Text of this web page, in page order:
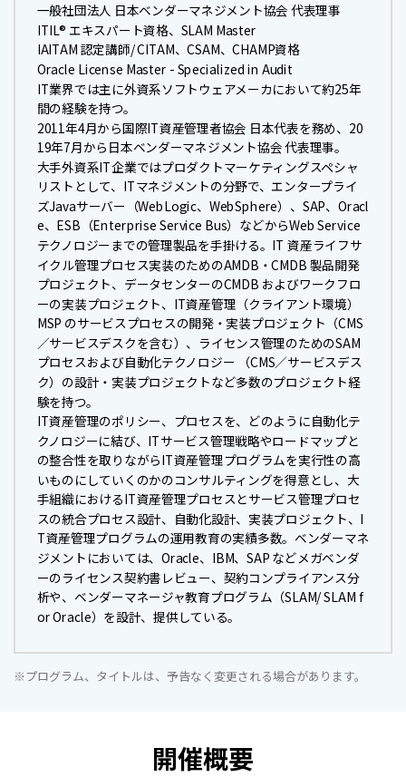
一般社団法人 日本ベンダーマネジメント協会 代表理事
ITIL® エキスパート資格、SLAM Master
IAITAM 認定講師/ CITAM、CSAM、CHAMP資格
Oracle License Master - Specialized in Audit
IT業界では主に外資系ソフトウェアメーカにおいて約25年
間の経験を持つ。
2011年4月から国際IT資産管理者協会 日本代表を務め、20
19年7月から日本ベンダーマネジメント協会 代表理事。
大手外資系IT企業ではプロダクトマーケティングスペシャ
リストとして、ITマネジメントの分野で、エンタープライ
ズJavaサーバー（WebLogic、WebSphere）、SAP、Oracl
e、ESB（Enterprise Service Bus）などからWeb Service
テクノロジーまでの管理製品を手掛ける。IT 資産ライフサ
イクル管理プロセス実装のためのAMDB・CMDB 製品開発
プロジェクト、データセンターのCMDB およびワークフロ
ーの実装プロジェクト、IT資産管理（クライアント環境）
MSP のサービスプロセスの開発・実装プロジェクト（CMS
／サービスデスクを含む）、ライセンス管理のためのSAM
プロセスおよび自動化テクノロジー （CMS／サービスデス
ク）の設計・実装プロジェクトなど多数のプロジェクト経
験を持つ。
IT資産管理のポリシー、プロセスを、どのように自動化テ
クノロジーに結び、ITサービス管理戦略やロードマップと
の整合性を取りながらIT資産管理プログラムを実行性の高
いものにしていくのかのコンサルティングを得意とし、大
手組織におけるIT資産管理プロセスとサービス管理プロセ
スの統合プロセス設計、自動化設計、実装プロジェクト、I
T資産管理プログラムの運用教育の実績多数。ベンダーマネ
ジメントにおいては、Oracle、IBM、SAP などメガベンダ
ーのライセンス契約書レビュー、契約コンプライアンス分
析や、ベンダーマネージャ教育プログラム（SLAM/ SLAM f
or Oracle）を設計、提供している。
※プログラム、タイトルは、予告なく変更される場合があります。
開催概要